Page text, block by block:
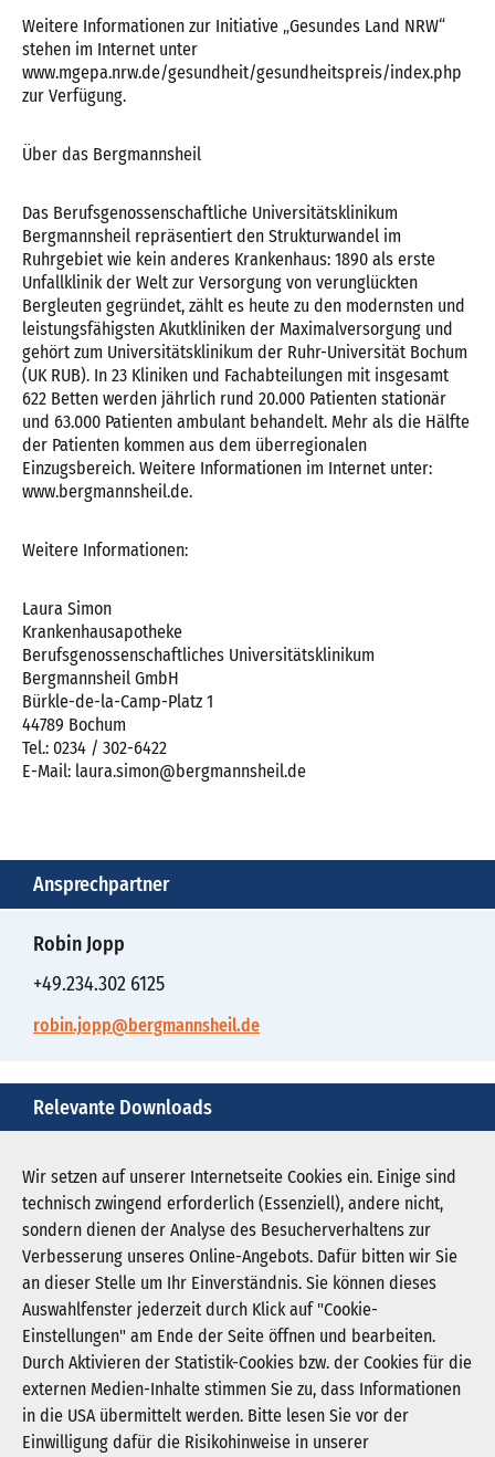
Wir setzen auf unserer Internetseite Cookies ein. Einige sind
technisch zwingend erforderlich (Essenziell), andere nicht,
sondern dienen der Analyse des Besucherverhaltens zur
Verbesserung unseres Online-Angebots. Dafür bitten wir Sie
an dieser Stelle um Ihr Einverständnis. Sie können dieses
Auswahlfenster jederzeit durch Klick auf "Cookie-
Einstellungen" am Ende der Seite öffnen und bearbeiten.
Durch Aktivieren der Statistik-Cookies bzw. der Cookies für die
externen Medien-Inhalte stimmen Sie zu, dass Informationen
in die USA übermittelt werden. Bitte lesen Sie vor der
Einwilligung dafür die Risikohinweise in unserer
Weitere Informationen zur Initiative „Gesundes Land NRW“
stehen im Internet unter
www.mgepa.nrw.de/gesundheit/gesundheitspreis/index.php
zur Verfügung.
Über das Bergmannsheil
Das Berufsgenossenschaftliche Universitätsklinikum
Bergmannsheil repräsentiert den Strukturwandel im
Ruhrgebiet wie kein anderes Krankenhaus: 1890 als erste
Unfallklinik der Welt zur Versorgung von verunglückten
Bergleuten gegründet, zählt es heute zu den modernsten und
leistungsfähigsten Akutkliniken der Maximalversorgung und
gehört zum Universitätsklinikum der Ruhr-Universität Bochum
(UK RUB). In 23 Kliniken und Fachabteilungen mit insgesamt
622 Betten werden jährlich rund 20.000 Patienten stationär
und 63.000 Patienten ambulant behandelt. Mehr als die Hälfte
der Patienten kommen aus dem überregionalen
Einzugsbereich. Weitere Informationen im Internet unter:
www.bergmannsheil.de.
Weitere Informationen:
Laura Simon
Krankenhausapotheke
Berufsgenossenschaftliches Universitätsklinikum
Bergmannsheil GmbH
Bürkle-de-la-Camp-Platz 1
44789 Bochum
Tel.: 0234 / 302-6422
E-Mail: laura.simon@bergmannsheil.de
Ansprechpartner
Robin Jopp
+49.234.302 6125
robin.jopp@bergmannsheil.de
Relevante Downloads
apotheke-des-bergmannsheils-ausgezeichnet-1.jpg
Download JPG (577 KB)
Newsletter abonnieren
Registrieren
KGNW - Krankenhausgesellschaft Nordrhein-